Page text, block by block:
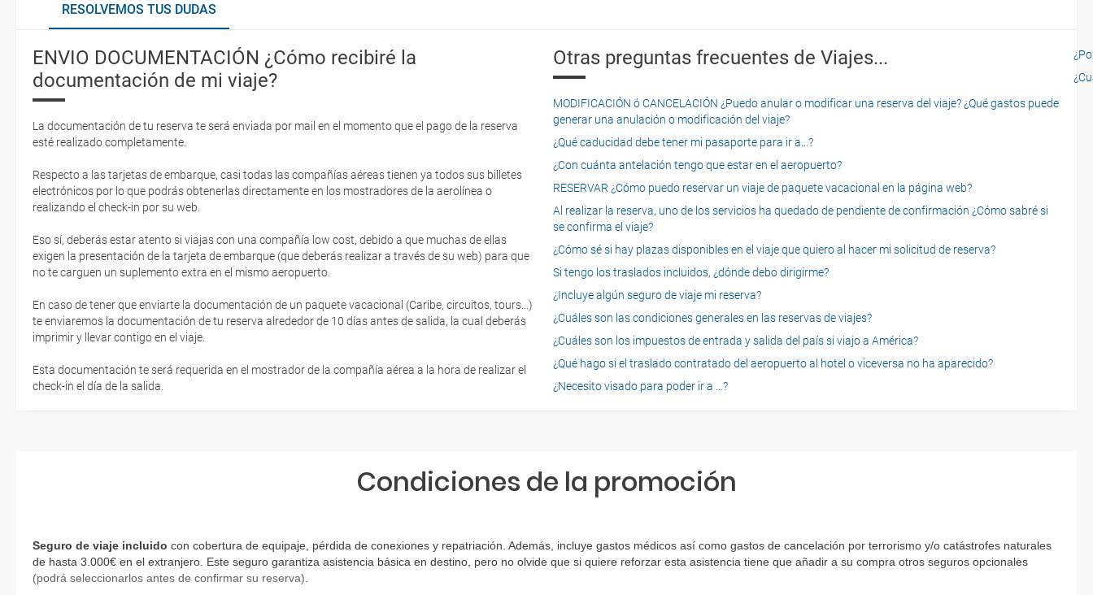
RESOLVEMOS TUS DUDAS
ENVIO DOCUMENTACIÓN ¿Cómo recibiré la
documentación de mi viaje?
La documentación de tu reserva te será enviada por mail en el momento que el pago de la reserva
esté realizado completamente.
Respecto a las tarjetas de embarque, casi todas las compañías aéreas tienen ya todos sus billetes
electrónicos por lo que podrás obtenerlas directamente en los mostradores de la aerolínea o
realizando el check-in por su web.
Eso sí, deberás estar atento si viajas con una compañía low cost, debido a que muchas de ellas
exigen la presentación de la tarjeta de embarque (que deberás realizar a través de su web) para que
no te carguen un suplemento extra en el mismo aeropuerto.
En caso de tener que enviarte la documentación de un paquete vacacional (Caribe, circuitos, tours...)
te enviaremos la documentación de tu reserva alrededor de 10 días antes de salida, la cual deberás
imprimir y llevar contigo en el viaje.
Esta documentación te será requerida en el mostrador de la compañía aérea a la hora de realizar el
check-in el día de la salida.
Otras preguntas frecuentes de Viajes...
MODIFICACIÓN ó CANCELACIÓN ¿Puedo anular o modificar una reserva del viaje? ¿Qué gastos puede
generar una anulación o modificación del viaje?
¿Qué caducidad debe tener mi pasaporte para ir a...?
¿Con cuánta antelación tengo que estar en el aeropuerto?
RESERVAR ¿Cómo puedo reservar un viaje de paquete vacacional en la página web?
Al realizar la reserva, uno de los servicios ha quedado de pendiente de confirmación ¿Cómo sabré si
se confirma el viaje?
¿Cómo sé si hay plazas disponibles en el viaje que quiero al hacer mi solicitud de reserva?
Si tengo los traslados incluidos, ¿dónde debo dirigirme?
¿Incluye algún seguro de viaje mi reserva?
¿Cuáles son las condiciones generales en las reservas de viajes?
¿Cuáles son los impuestos de entrada y salida del país si viajo a América?
¿Qué hago si el traslado contratado del aeropuerto al hotel o viceversa no ha aparecido?
¿Necesito visado para poder ir a ...?
Condiciones de la promoción
Seguro de viaje incluido con cobertura de equipaje, pérdida de conexiones y repatriación. Además, incluye gastos médicos así como gastos de cancelación por terrorismo y/o catástrofes naturales
de hasta 3.000€ en el extranjero. Este seguro garantiza asistencia básica en destino, pero no olvide que si quiere reforzar esta asistencia tiene que añadir a su compra otros seguros opcionales
(podrá seleccionarlos antes de confirmar su reserva)